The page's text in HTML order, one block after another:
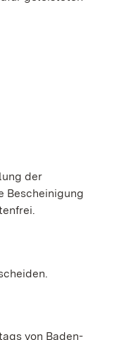
der
Bescheinigung
von Baden-